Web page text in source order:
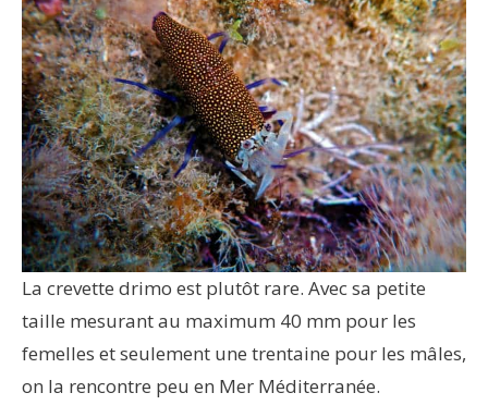
La crevette drimo est plutôt rare. Avec sa petite
taille mesurant au maximum 40 mm pour les
femelles et seulement une trentaine pour les mâles,
on la rencontre peu en Mer Méditerranée.